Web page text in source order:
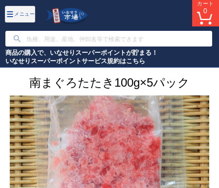
メニュー
カート
0
商品の購入で、いなせりスーパーポイントが貯まる！
いなせりスーパーポイントサービス規約はこちら
豊洲市場から美味いものをお取り寄せ
南まぐろたたき100g×5パック